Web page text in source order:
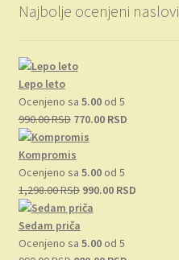
Najbolje ocenjeni naslovi
Lepo leto
Ocenjeno sa 5.00od 5
990.00RSD Originalna
cena
je
bila:
990.00 RSD.
770.00 RSDTrenutna
Kompromis
Ocenjeno sa 5.00od 5
1,298.00RSD Originalna
cena
bila:
990.00 RSDTrenutna
Sedam priča
Ocenjeno sa 5.00od 5